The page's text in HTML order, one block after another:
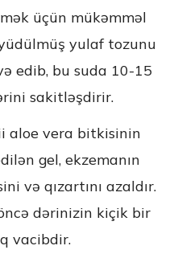
üçün mükəmməl
yulaf tozunu
edib, bu suda 10-15
sakitləşdirir.
aloe vera bitkisinin
gel, ekzemanın
və qızartını azaldır.
dərinizin kiçik bir
vacibdir.